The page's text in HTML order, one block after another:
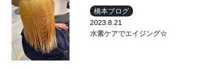
橋本ブログ
2023.8.21
水素ケアでエイジング☆